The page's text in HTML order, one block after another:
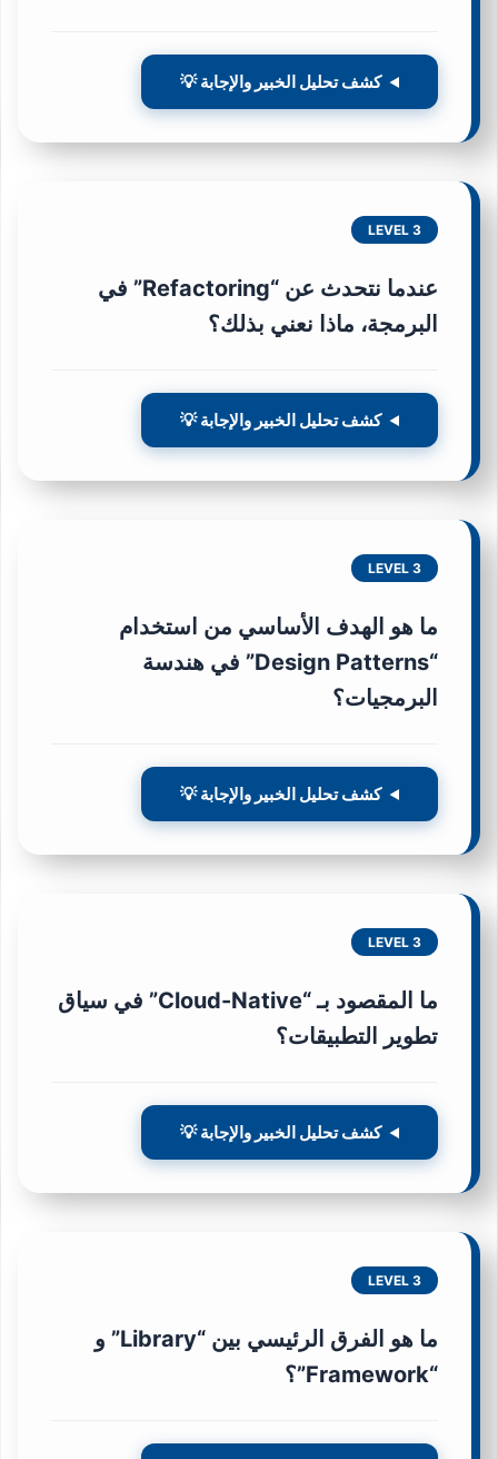
كشف تحليل الخبير والإجابة 💡
LEVEL 3
عندما نتحدث عن “Refactoring” في
البرمجة، ماذا نعني بذلك؟
كشف تحليل الخبير والإجابة 💡
LEVEL 3
ما هو الهدف الأساسي من استخدام
“Design Patterns” في هندسة
البرمجيات؟
كشف تحليل الخبير والإجابة 💡
LEVEL 3
ما المقصود بـ “Cloud-Native” في سياق
تطوير التطبيقات؟
كشف تحليل الخبير والإجابة 💡
LEVEL 3
ما هو الفرق الرئيسي بين “Library” و
“Framework”؟